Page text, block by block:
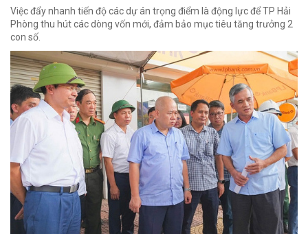
Việc đẩy nhanh tiến độ các dự án trọng điểm là động lực để TP Hải
Phòng thu hút các dòng vốn mới, đảm bảo mục tiêu tăng trưởng 2
con số.